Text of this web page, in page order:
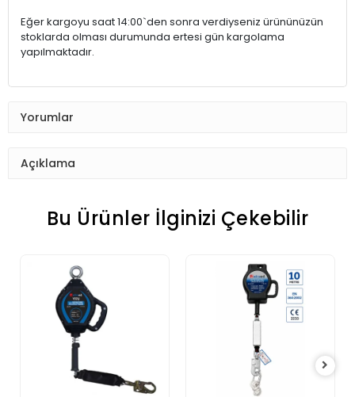
Eğer kargoyu saat 14:00`den sonra verdiyseniz ürününüzün
stoklarda olması durumunda ertesi gün kargolama
yapılmaktadır.
Yorumlar
Açıklama
Bu Ürünler İlginizi Çekebilir